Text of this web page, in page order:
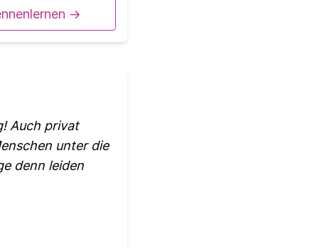
->
Auch privat
unter die
denn leiden